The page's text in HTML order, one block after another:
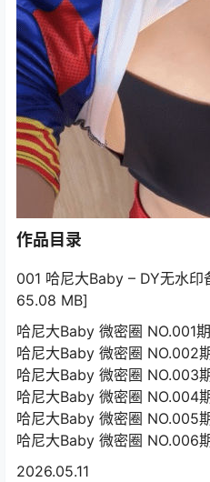
作品目录
001 哈尼大Baby – DY无水
65.08 MB]
哈尼大Baby 微密圈 NO.001
哈尼大Baby 微密圈 NO.002
哈尼大Baby 微密圈 NO.003
哈尼大Baby 微密圈 NO.004
哈尼大Baby 微密圈 NO.005
哈尼大Baby 微密圈 NO.006
2026.05.11